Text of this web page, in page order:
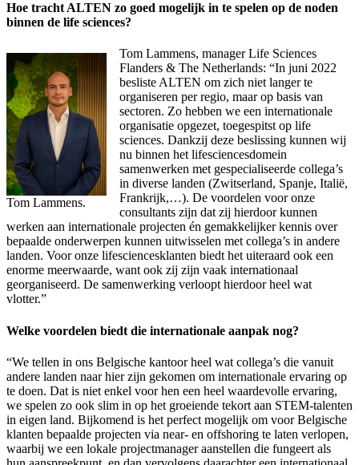
Hoe tracht ALTEN zo goed mogelijk in te spelen op de noden
binnen de life sciences?
Tom Lammens.
Tom Lammens, manager Life Sciences
Flanders & The Netherlands: “In juni 2022
besliste ALTEN om zich niet langer te
organiseren per regio, maar op basis van
sectoren. Zo hebben we een internationale
organisatie opgezet, toegespitst op life
sciences. Dankzij deze beslissing kunnen wij
nu binnen het lifesciencesdomein
samenwerken met gespecialiseerde collega’s
in diverse landen (Zwitserland, Spanje, Italië,
Frankrijk,…). De voordelen voor onze
consultants zijn dat zij hierdoor kunnen
werken aan internationale projecten én gemakkelijker kennis over
bepaalde onderwerpen kunnen uitwisselen met collega’s in andere
landen. Voor onze lifesciencesklanten biedt het uiteraard ook een
enorme meerwaarde, want ook zij zijn vaak internationaal
georganiseerd. De samenwerking verloopt hierdoor heel wat
vlotter.”
Welke voordelen biedt die internationale aanpak nog?
“We tellen in ons Belgische kantoor heel wat collega’s die vanuit
andere landen naar hier zijn gekomen om internationale ervaring op
te doen. Dat is niet enkel voor hen een heel waardevolle ervaring,
we spelen zo ook slim in op het groeiende tekort aan STEM-talenten
in eigen land. Bijkomend is het perfect mogelijk om voor Belgische
klanten bepaalde projecten via near- en offshoring te laten verlopen,
waarbij we een lokale projectmanager aanstellen die fungeert als